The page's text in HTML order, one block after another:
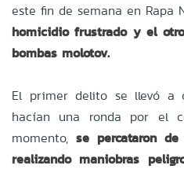
este fin de semana en Rapa
homicidio frustrado y el
bombas molotov.
El primer delito se llevó a
hacían una ronda por el
momento, se percataron
realizando maniobras